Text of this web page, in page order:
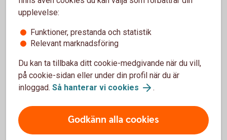
Fördelar
Direkt åtkomst till marknaden
Ändra räntan under löptiden
Säkra finansieringskostnaden inom ett visst
ränteintervall
Nackdelar
upplevelse:
Funktioner, prestanda och statistik
Relevant marknadsföring
Du kan ta tillbaka ditt cookie-medgivande när du vill,
på cookie-sidan eller under din profil när du är
inloggad. Så hanterar vi cookies .
Godkänn alla cookies